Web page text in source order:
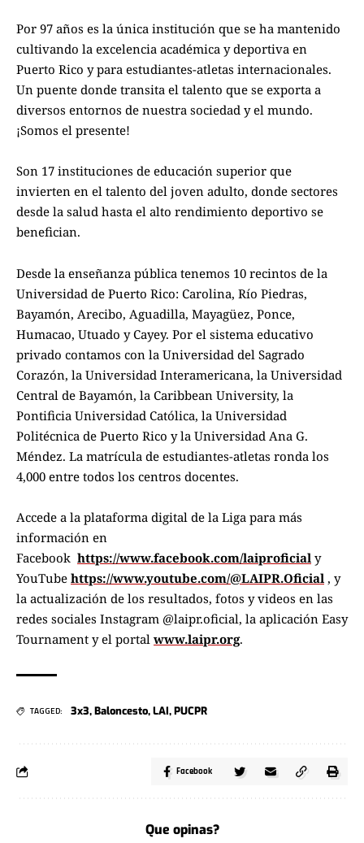
Por 97 años es la única institución que se ha mantenido
cultivando la excelencia académica y deportiva en
Puerto Rico y para estudiantes-atletas internacionales.
Un puente donde transita el talento que se exporta a
diversos entornos de nuestra sociedad y el mundo.
¡Somos el presente!
Son 17 instituciones de educación superior que
invierten en el talento del joven adulto, donde sectores
desde la salud hasta el alto rendimiento deportivo se
benefician.
Desde la enseñanza pública tenemos 10 recintos de la
Universidad de Puerto Rico: Carolina, Río Piedras,
Bayamón, Arecibo, Aguadilla, Mayagüez, Ponce,
Humacao, Utuado y Cayey. Por el sistema educativo
privado contamos con la Universidad del Sagrado
Corazón, la Universidad Interamericana, la Universidad
Central de Bayamón, la Caribbean University, la
Pontificia Universidad Católica, la Universidad
Politécnica de Puerto Rico y la Universidad Ana G.
Méndez. La matrícula de estudiantes-atletas ronda los
4,000 entre todos los centros docentes.
Accede a la plataforma digital de la Liga para más
información en
Facebook https://www.facebook.com/laiproficial y
YouTube https://www.youtube.com/@LAIPR.Oficial , y
la actualización de los resultados, fotos y videos en las
redes sociales Instagram @laipr.oficial, la aplicación Easy
Tournament y el portal www.laipr.org.
TAGGED: 3x3,Baloncesto,LAI,PUCPR
Facebook
Que opinas?